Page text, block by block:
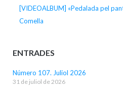
[VIDEOALBUM] «Pedalada pel
Comella
ENTRADES
Número 107. Juliol 2026
31 de juliol de 2026